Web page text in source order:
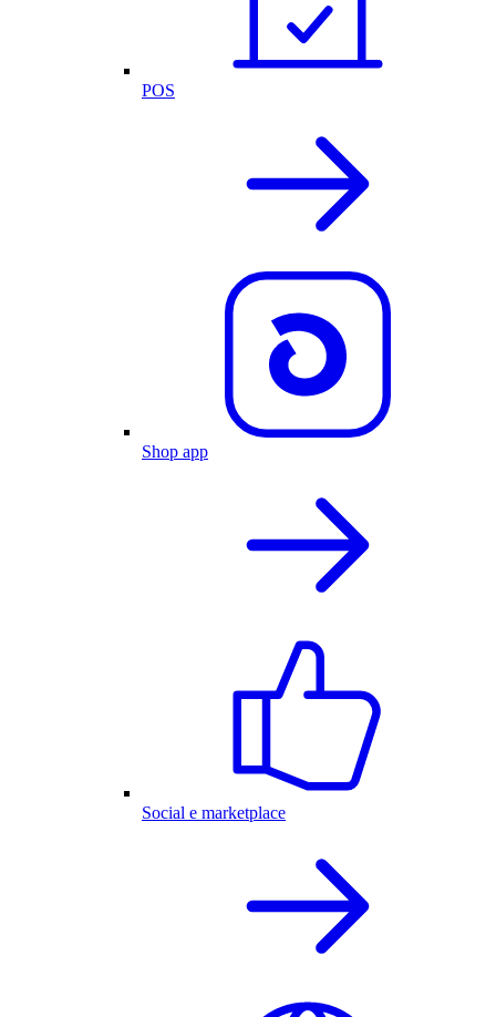
POS
Shop app
Social e marketplace